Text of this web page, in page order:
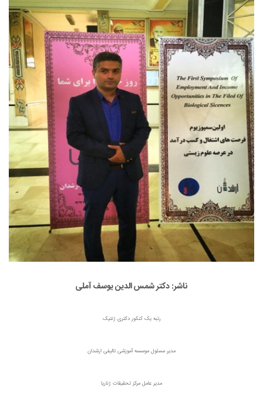
ناشر: دکتر شمس الدین یوسف آملی
رتبه یک کنکور دکتری ژنتیک
مدیر مسئول موسسه آموزشی تالیفی ارشدان
مدیر عامل مرکز تحقیقات ژناریا